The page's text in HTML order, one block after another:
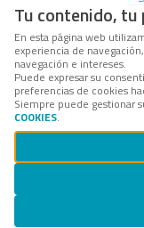
Tu contenido,
En esta página web
experiencia de
navegación e intereses.
Puede expresar su
preferencias de cookies
Siempre puede gestionar
COOKIES.